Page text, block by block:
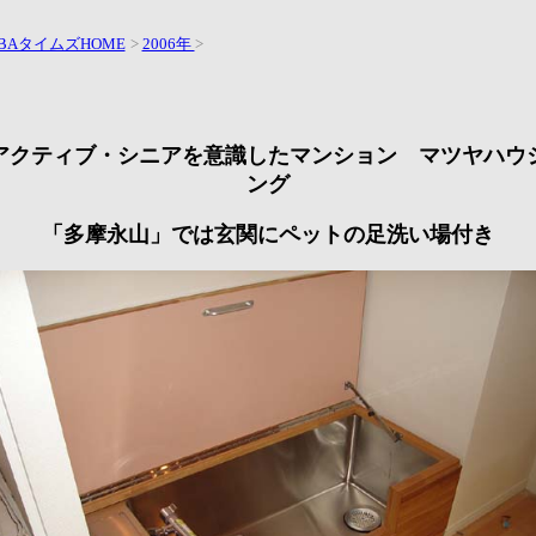
タイムズHOME > 2006年 >
クティブ・シニアを意識したマンション マツヤハウ
ング
「多摩永山」では玄関にペットの足洗い場付き